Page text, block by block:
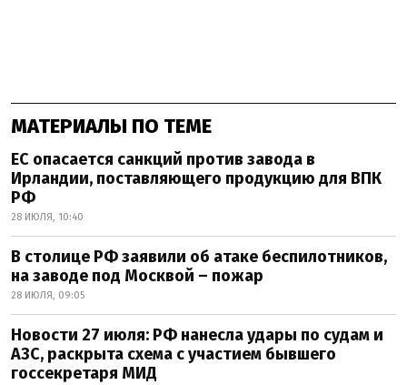
МАТЕРИАЛЫ ПО ТЕМЕ
ЕС опасается санкций против завода в
Ирландии, поставляющего продукцию для ВПК
РФ
28 ИЮЛЯ, 10:40
В столице РФ заявили об атаке беспилотников,
на заводе под Москвой – пожар
28 ИЮЛЯ, 09:05
Новости 27 июля: РФ нанесла удары по судам и
АЗС, раскрыта схема с участием бывшего
госсекретаря МИД